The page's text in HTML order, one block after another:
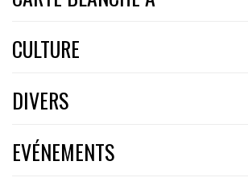
CULTURE
DIVERS
EVÉNEMENTS